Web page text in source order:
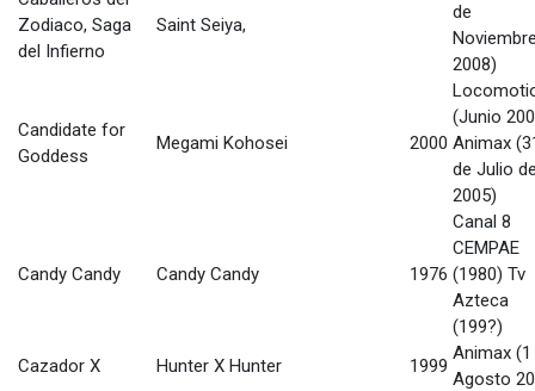
Zodiaco, Saga
del Infierno
Saint Seiya,
de
2008)
Candidate for
Goddess
Megami Kohosei 2000
(Junio
Animax
de Julio
2005)
Candy Candy Candy Candy 1976
Canal 8
CEMPAE
(1980) Tv
Azteca
(199?)
Cazador X
Hunter X Hunter 1999
Animax (1
Agosto